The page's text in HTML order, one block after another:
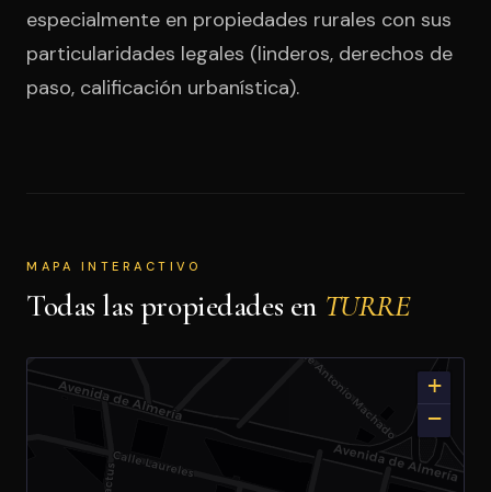
especialmente en propiedades rurales con sus
particularidades legales (linderos, derechos de
paso, calificación urbanística).
MAPA INTERACTIVO
Todas las propiedades en TURRE
+
−